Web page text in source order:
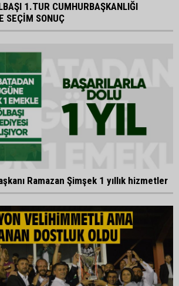
1.TUR CUMHURBAŞKANLIĞI
SEÇİM SONUÇ
Ramazan Şimşek 1 yıllık hizmetler